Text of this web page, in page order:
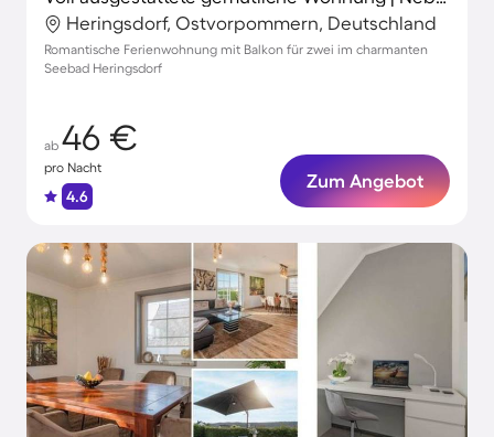
Heringsdorf, Ostvorpommern, Deutschland
Romantische Ferienwohnung mit Balkon für zwei im charmanten
Seebad Heringsdorf
ab 46 €
pro Nacht
4.6
Zum Angebot